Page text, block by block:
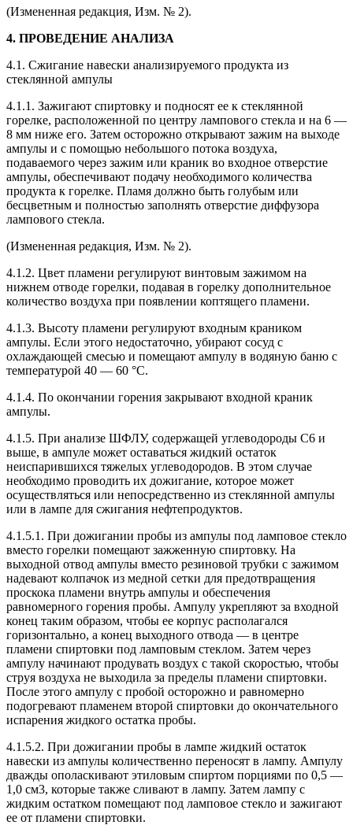
(Измененная редакция, Изм. № 2).
4. ПРОВЕДЕНИЕ АНАЛИЗА
4.1. Сжигание навески анализируемого продукта из
стеклянной ампулы
4.1.1. Зажигают спиртовку и подносят ее к стеклянной
горелке, расположенной по центру лампового стекла и на 6 —
8 мм ниже его. Затем осторожно открывают зажим на выходе
ампулы и с помощью небольшого потока воздуха,
подаваемого через зажим или краник во входное отверстие
ампулы, обеспечивают подачу необходимого количества
продукта к горелке. Пламя должно быть голубым или
бесцветным и полностью заполнять отверстие диффузора
лампового стекла.
(Измененная редакция, Изм. № 2).
4.1.2. Цвет пламени регулируют винтовым зажимом на
нижнем отводе горелки, подавая в горелку дополнительное
количество воздуха при появлении коптящего пламени.
4.1.3. Высоту пламени регулируют входным краником
ампулы. Если этого недостаточно, убирают сосуд с
охлаждающей смесью и помещают ампулу в водяную баню с
температурой 40 — 60 °С.
4.1.4. По окончании горения закрывают входной краник
ампулы.
4.1.5. При анализе ШФЛУ, содержащей углеводороды С6 и
выше, в ампуле может оставаться жидкий остаток
неиспарившихся тяжелых углеводородов. В этом случае
необходимо проводить их дожигание, которое может
осуществляться или непосредственно из стеклянной ампулы
или в лампе для сжигания нефтепродуктов.
4.1.5.1. При дожигании пробы из ампулы под ламповое стекло
вместо горелки помещают зажженную спиртовку. На
выходной отвод ампулы вместо резиновой трубки с зажимом
надевают колпачок из медной сетки для предотвращения
проскока пламени внутрь ампулы и обеспечения
равномерного горения пробы. Ампулу укрепляют за входной
конец таким образом, чтобы ее корпус располагался
горизонтально, а конец выходного отвода — в центре
пламени спиртовки под ламповым стеклом. Затем через
ампулу начинают продувать воздух с такой скоростью, чтобы
струя воздуха не выходила за пределы пламени спиртовки.
После этого ампулу с пробой осторожно и равномерно
подогревают пламенем второй спиртовки до окончательного
испарения жидкого остатка пробы.
4.1.5.2. При дожигании пробы в лампе жидкий остаток
навески из ампулы количественно переносят в лампу. Ампулу
дважды ополаскивают этиловым спиртом порциями по 0,5 —
1,0 см3, которые также сливают в лампу. Затем лампу с
жидким остатком помещают под ламповое стекло и зажигают
ее от пламени спиртовки.